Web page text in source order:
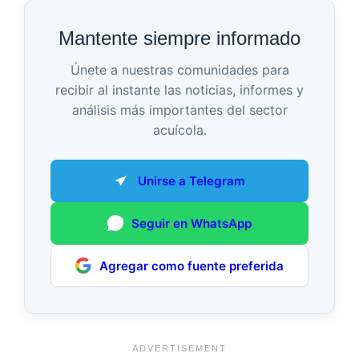
Mantente siempre informado
Únete a nuestras comunidades para
recibir al instante las noticias, informes y
análisis más importantes del sector
acuícola.
Unirse a Telegram
Seguir en WhatsApp
Agregar como fuente preferida